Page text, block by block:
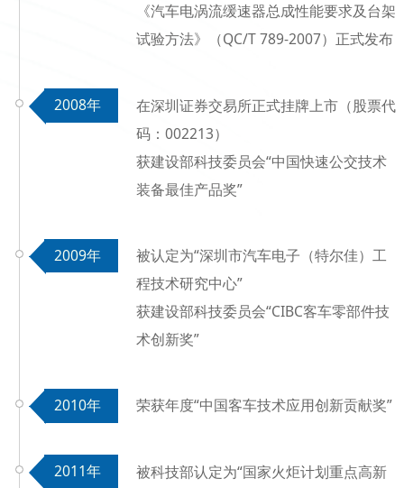
《汽车电涡流缓速器总成性能要求及台架
试验方法》（QC/T 789-2007）正式发布
2008年
在深圳证券交易所正式挂牌上市（股票代
码：002213）
获建设部科技委员会“中国快速公交技术
装备最佳产品奖”
2009年
被认定为“深圳市汽车电子（特尔佳）工
程技术研究中心”
获建设部科技委员会“CIBC客车零部件技
术创新奖”
2010年 荣获年度“中国客车技术应用创新贡献奖”
2011年 被科技部认定为“国家火炬计划重点高新